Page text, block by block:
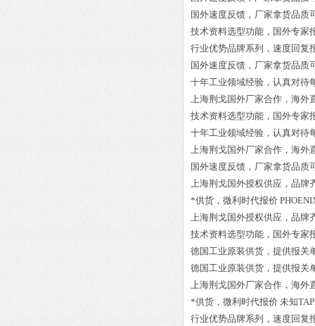
国外速度反馈，厂家拿货品质
技术资料选型功能，国外专家
行业优势品牌系列，速度回复
国外速度反馈，厂家拿货品质
十年工业领域经验，认真对待
上海荆戈国外厂家合作，海外
技术资料选型功能，国外专家
十年工业领域经验，认真对待
上海荆戈国外厂家合作，海外
国外速度反馈，厂家拿货品质
上海荆戈国外授权供应，品牌
*供货，微利时代报价
上海荆戈国外授权供应，品牌
技术资料选型功能，国外专家
德国工业原装供货，提供报关
德国工业原装供货，提供报关
上海荆戈国外厂家合作，海外
*供货，微利时代报价 未知
行业优势品牌系列，速度回复